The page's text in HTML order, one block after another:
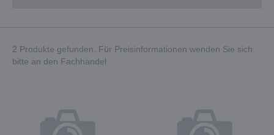
2 Produkte gefunden. Für Preisinformationen wenden Sie sich
bitte an den Fachhandel